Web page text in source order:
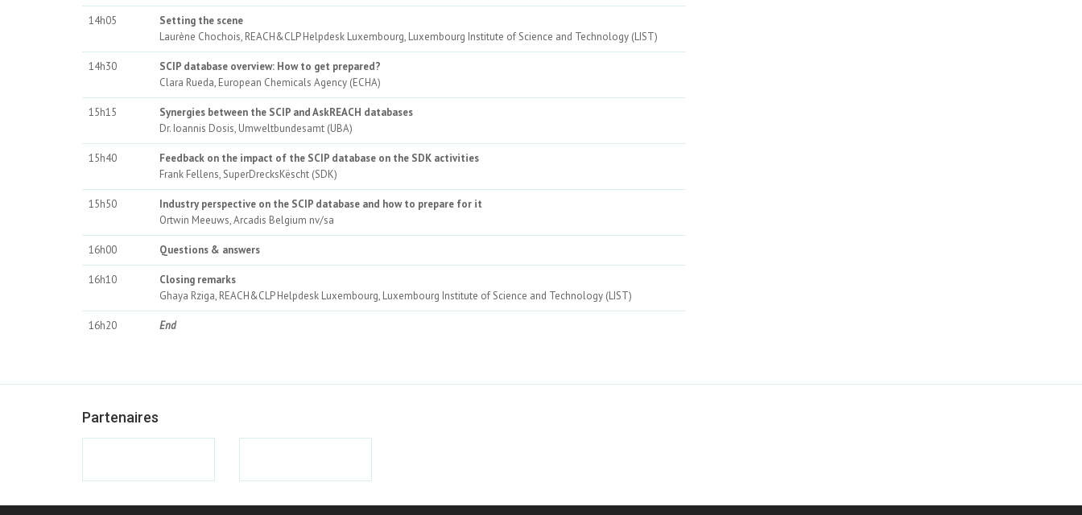
14h05
Setting the scene
Laurène Chochois, REACH&CLP Helpdesk Luxembourg, Luxembourg Institute of Science and Technology (LIST)
14h30
SCIP database overview: How to get prepared?
Clara Rueda, European Chemicals Agency (ECHA)
15h15
Synergies between the SCIP and AskREACH databases
Dr. Ioannis Dosis, Umweltbundesamt (UBA)
15h40
Feedback on the impact of the SCIP database on the SDK activities
Frank Fellens, SuperDrecksKëscht (SDK)
15h50
Industry perspective on the SCIP database and how to prepare for it
Ortwin Meeuws, Arcadis Belgium nv/sa
16h00 Questions & answers
16h10
Closing remarks
Ghaya Rziga, REACH&CLP Helpdesk Luxembourg, Luxembourg Institute of Science and Technology (LIST)
16h20 End
Partenaires